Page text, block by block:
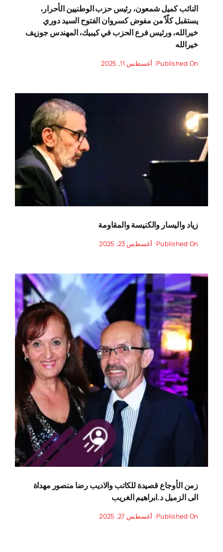
النائب كميل شمعون، رئيس حزب الوطنيين الأحرار،
يستقبل كلّاً من مفوض كسروان الفتوح السيد دوري
خيرالله، ورئيس فرع الحزب في كيبيك، المهندس جوزيف
خيرالله
Published On: أغسطس 11, 2025
زياد واليسار والكنيسة والمقاومة
Published On: أغسطس 23, 2025
زمن الأوجاع قصيدة للكاتب والاديب رضا منصور مهداة
الى الزميل د.ابراهيم الغريب
Published On: أغسطس 27, 2025